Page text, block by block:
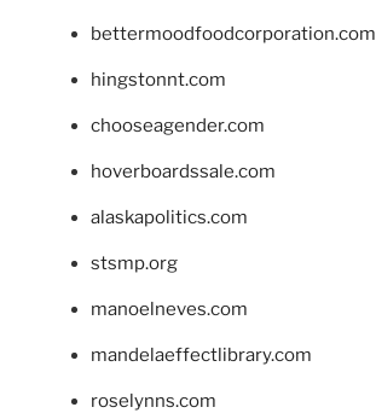
bettermoodfoodcorporation.com
hingstonnt.com
chooseagender.com
hoverboardssale.com
alaskapolitics.com
stsmp.org
manoelneves.com
mandelaeffectlibrary.com
roselynns.com